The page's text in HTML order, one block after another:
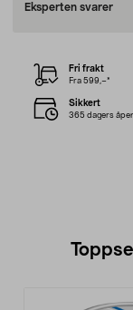
Eksperten svarer
Fri frakt
Fra 599,–*
Sikkert
365 dagers